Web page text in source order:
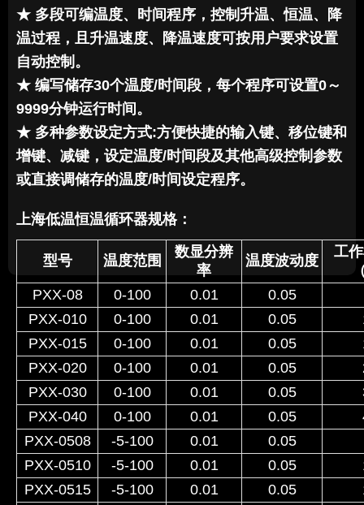
★ 多段可编温度、时间程序，控制升温、恒温、降
温过程，且升温速度、降温速度可按用户要求设置
自动控制。
★ 编写储存30个温度/时间段，每个程序可设置0～
9999分钟运行时间。
★ 多种参数设定方式:方便快捷的输入键、移位键和
增键、减键，设定温度/时间段及其他高级控制参数
或直接调储存的温度/时间设定程序。
上海低温恒温循环器规格：
型号 温度范围
数显分辨
率
温度波动度
工
PXX-08
0-100 0.01
0.05
PXX-010
0-100 0.01 0.05
PXX-015
0-100 0.01 0.05
PXX-020
0-100 0.01 0.05
PXX-030
0-100 0.01 0.05
PXX-040
0-100 0.01 0.05
PXX-0508
-5-100 0.01
0.05
PXX-0510
-5-100 0.01 0.05
PXX-0515
-5-100 0.01 0.05